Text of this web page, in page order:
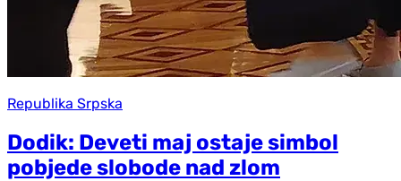
Republika Srpska
Dodik: Deveti maj ostaje simbol
pobjede slobode nad zlom